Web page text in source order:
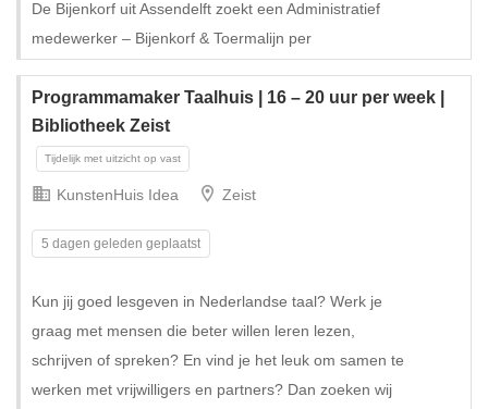
De Bijenkorf uit Assendelft zoekt een Administratief
medewerker – Bijenkorf & Toermalijn per
Programmamaker Taalhuis | 16 – 20 uur per week |
Bibliotheek Zeist
KunstenHuis Idea Zeist
5 dagen geleden geplaatst
Kun jij goed lesgeven in Nederlandse taal? Werk je
graag met mensen die beter willen leren lezen,
schrijven of spreken? En vind je het leuk om samen te
werken met vrijwilligers en partners? Dan zoeken wij